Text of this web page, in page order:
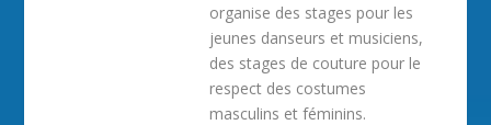
organise des stages pour les
jeunes danseurs et musiciens,
des stages de couture pour le
respect des costumes
masculins et féminins.